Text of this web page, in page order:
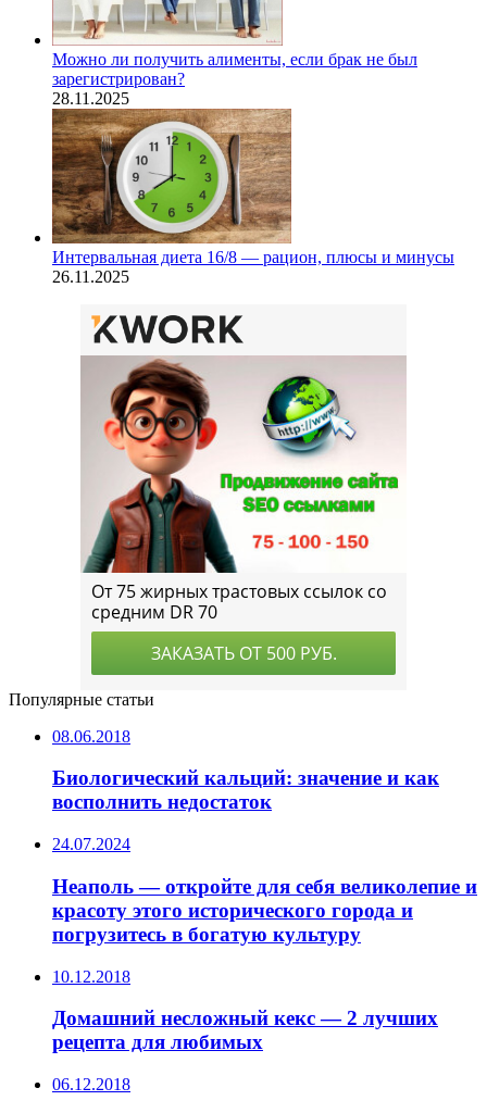
Можно ли получить алименты, если брак не был
зарегистрирован?
28.11.2025
Интервальная диета 16/8 — рацион, плюсы и минусы
26.11.2025
Популярные статьи
08.06.2018
Биологический кальций: значение и как
восполнить недостаток
24.07.2024
Неаполь — откройте для себя великолепие и
красоту этого исторического города и
погрузитесь в богатую культуру
10.12.2018
Домашний несложный кекс — 2 лучших
рецепта для любимых
06.12.2018